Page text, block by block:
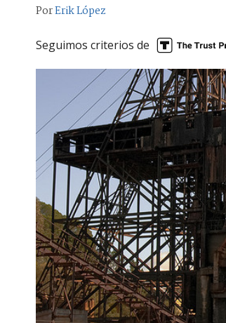
PorErik López
Seguimos criterios de